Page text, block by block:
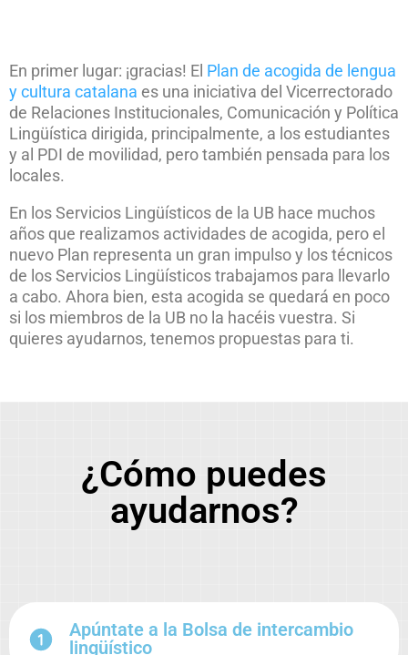
En primer lugar: ¡gracias! El Plan de acogida de lengua
y cultura catalana es una iniciativa del Vicerrectorado
de Relaciones Institucionales, Comunicación y Política
Lingüística dirigida, principalmente, a los estudiantes
y al PDI de movilidad, pero también pensada para los
locales.
En los Servicios Lingüísticos de la UB hace muchos
años que realizamos actividades de acogida, pero el
nuevo Plan representa un gran impulso y los técnicos
de los Servicios Lingüísticos trabajamos para llevarlo
a cabo. Ahora bien, esta acogida se quedará en poco
si los miembros de la UB no la hacéis vuestra. Si
quieres ayudarnos, tenemos propuestas para ti.
¿Cómo puedes
ayudarnos?
Apúntate a la Bolsa de intercambio
lingüístico